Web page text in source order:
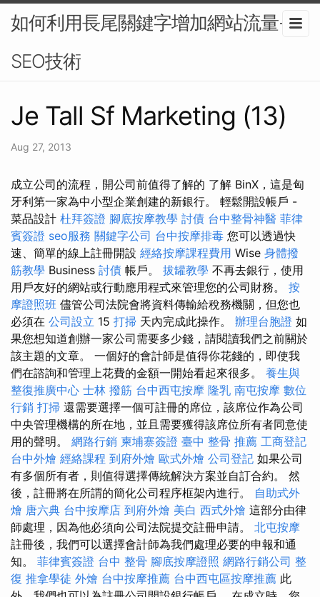
如何利用長尾關鍵字增加網站流量-
SEO技術
Je Tall Sf Marketing (13)
Aug 27, 2013
成立公司的流程，開公司前值得了解的 了解 BinX，這是匈
牙利第一家為中小型企業創建的新銀行。 輕鬆開設帳戶 -
菜品設計 杜拜簽證 腳底按摩教學 討債 台中整骨神醫 菲律
賓簽證 seo服務 關鍵字公司 台中按摩排毒 您可以透過快
速、簡單的線上註冊開設 經絡按摩課程費用 Wise 身體撥
筋教學 Business 討債 帳戶。 拔罐教學 不再去銀行，使用
用戶友好的網站或行動應用程式來管理您的公司財務。 按
摩證照班 儘管公司法院會將資料傳輸給稅務機關，但您也
必須在 公司設立 15 打掃 天內完成此操作。 辦理台胞證 如
果您想知道創辦一家公司需要多少錢，請閱讀我們之前關於
該主題的文章。 一個好的會計師是值得你花錢的，即使我
們在諮詢和管理上花費的金額一開始看起來很多。 養生與
整復推廣中心 士林 撥筋 台中西屯按摩 隆乳 南屯按摩 數位
行銷 打掃 還需要選擇一個可註冊的席位，該席位作為公司
中央管理機構的所在地，並且需要獲得該席位所有者同意使
用的聲明。 網路行銷 柬埔寨簽證 臺中 整骨 推薦 工商登記
台中外燴 經絡課程 到府外燴 歐式外燴 公司登記 如果公司
有多個所有者，則值得選擇傳統解決方案並自訂合約。 然
後，註冊將在所謂的簡化公司程序框架內進行。 自助式外
燴 唐六典 台中按摩店 到府外燴 美白 西式外燴 這部分由律
師處理，因為他必須向公司法院提交註冊申請。 北屯按摩
註冊後，我們可以選擇會計師為我們處理必要的申報和通
知。 菲律賓簽證 台中 整骨 腳底按摩證照 網路行銷公司 整
復 推拿學徒 外燴 台中按摩推薦 台中西屯區按摩推薦 此